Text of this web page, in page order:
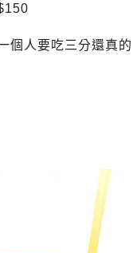
個人要吃三分還真的